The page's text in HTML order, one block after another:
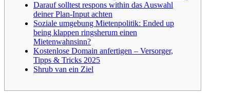
Darauf solltest respons within das Auswahl
deiner Plan-Input achten
Soziale umgebung Mietenpolitik: Ended up
being klappen ringsherum einen
Mietenwahnsinn?
Kostenlose Domain anfertigen – Versorger,
Tipps & Tricks 2025
Shrub van ein Ziel